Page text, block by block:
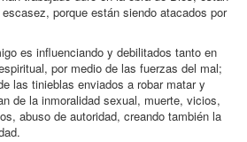
porque están siendo atacados por
es influenciando y debilitados tanto en
por medio de las fuerzas del mal;
las tinieblas enviados a robar matar y
de la inmoralidad sexual, muerte, vicios,
abuso de autoridad, creando también la